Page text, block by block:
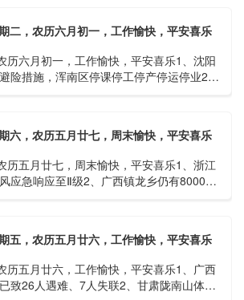
二，农历六月初一，工作愉快，平安喜乐
历六月初一，工作愉快，平安喜乐1、沈阳
险措施，浑南区停课停工停产停运停业2、
六，农历五月廿七，周末愉快，平安喜乐
历五月廿七，周末愉快，平安喜乐1、浙江
应急响应至Ⅱ级2、广西镇龙乡仍有8000多
五，农历五月廿六，工作愉快，平安喜乐
历五月廿六，工作愉快，平安喜乐1、广西
致26人遇难、7人失联2、甘肃陇南山体滑